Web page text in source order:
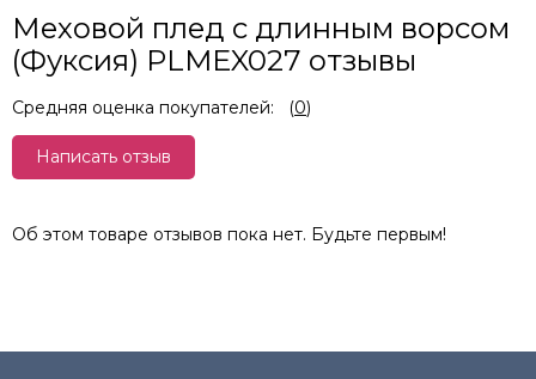
Меховой плед с длинным ворсом
(Фуксия) PLMEX027 отзывы
Средняя оценка покупателей: (0)
Написать отзыв
Об этом товаре отзывов пока нет. Будьте первым!